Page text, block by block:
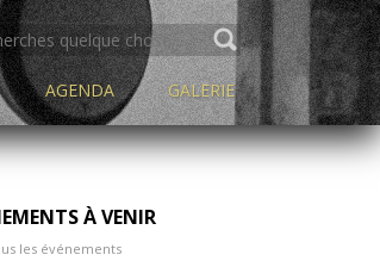
AGENDA GALERIE
À VENIR
les événements